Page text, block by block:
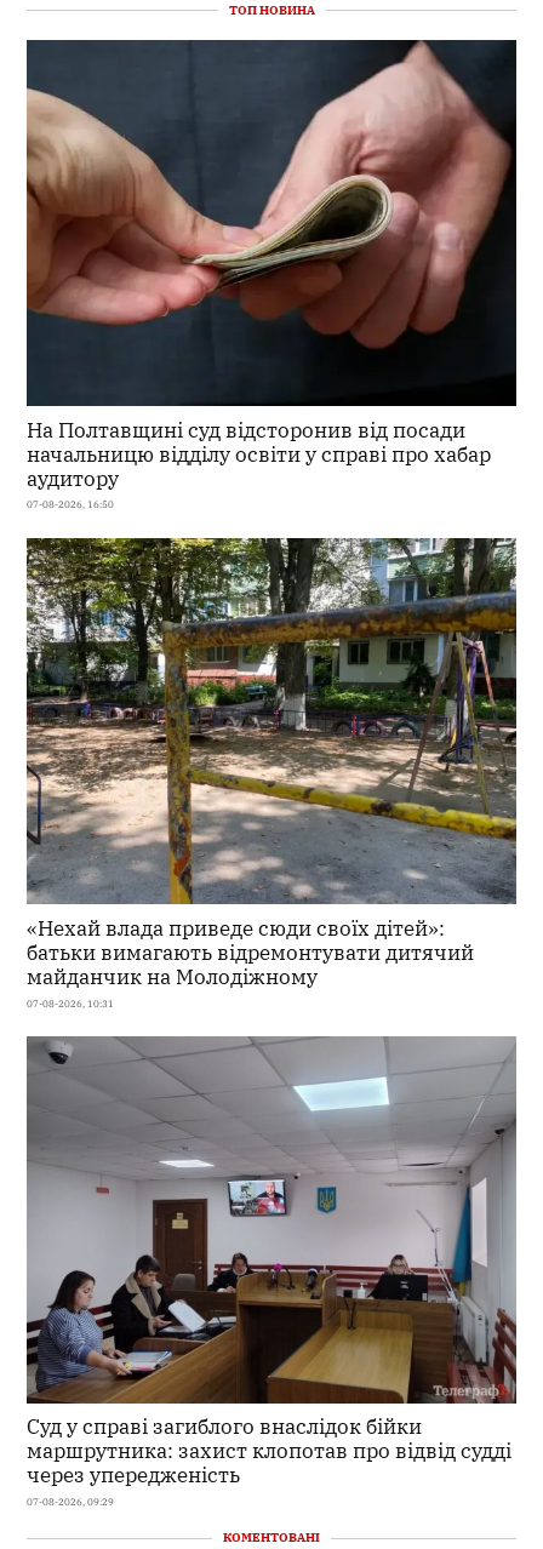
ТОП НОВИНА
На Полтавщині суд відсторонив від посади
начальницю відділу освіти у справі про хабар
аудитору
07-08-2026, 16:50
«Нехай влада приведе сюди своїх дітей»:
батьки вимагають відремонтувати дитячий
майданчик на Молодіжному
07-08-2026, 10:31
Суд у справі загиблого внаслідок бійки
маршрутника: захист клопотав про відвід судді
через упередженість
07-08-2026, 09:29
КОМЕНТОВАНІ